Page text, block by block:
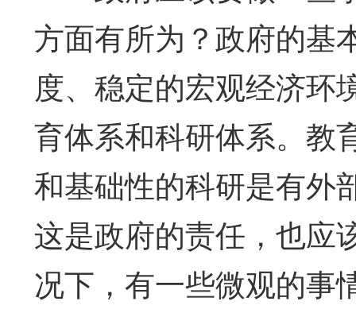
方面有所为？政府的基
度、稳定的宏观经济环
育体系和科研体系。教
和基础性的科研是有外
这是政府的责任，也应
况下，有一些微观的事